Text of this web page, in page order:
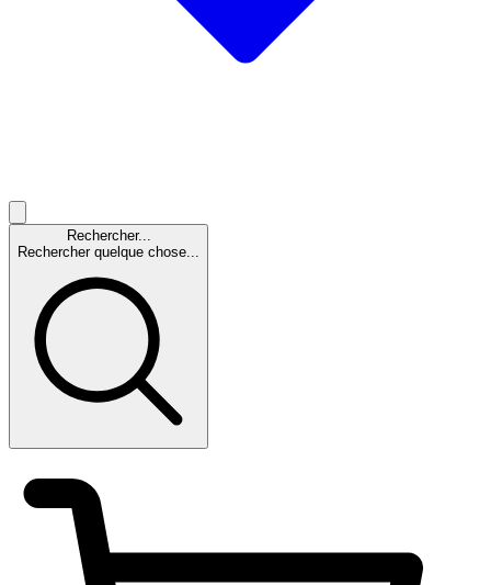
Rechercher...
Rechercher quelque chose...